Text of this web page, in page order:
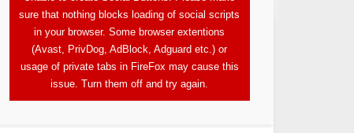
sure that nothing blocks loading of social scripts
in your browser. Some browser extentions
(Avast, PrivDog, AdBlock, Adguard etc.) or
usage of private tabs in FireFox may cause this
issue. Turn them off and try again.